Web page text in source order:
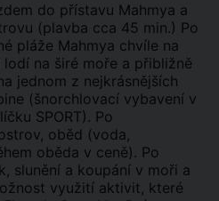
do přístavu Mahmya a
(plavba cca 45 min.) Po
pláže Mahmya chvíle na
na širé moře a přibližně
jednom z nejkrásnějších
(šnorchlovací vybavení v
SPORT). Po
oběd (voda,
oběda v ceně). Po
slunění a koupání v moři a
využití aktivit, které